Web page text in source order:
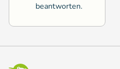
beantworten.